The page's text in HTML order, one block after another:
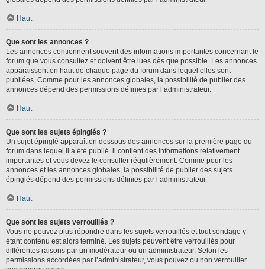
Haut
Que sont les annonces ?
Les annonces contiennent souvent des informations importantes concernant le
forum que vous consultez et doivent être lues dès que possible. Les annonces
apparaissent en haut de chaque page du forum dans lequel elles sont
publiées. Comme pour les annonces globales, la possibilité de publier des
annonces dépend des permissions définies par l’administrateur.
Haut
Que sont les sujets épinglés ?
Un sujet épinglé apparaît en dessous des annonces sur la première page du
forum dans lequel il a été publié. il contient des informations relativement
importantes et vous devez le consulter régulièrement. Comme pour les
annonces et les annonces globales, la possibilité de publier des sujets
épinglés dépend des permissions définies par l’administrateur.
Haut
Que sont les sujets verrouillés ?
Vous ne pouvez plus répondre dans les sujets verrouillés et tout sondage y
étant contenu est alors terminé. Les sujets peuvent être verrouillés pour
différentes raisons par un modérateur ou un administrateur. Selon les
permissions accordées par l’administrateur, vous pouvez ou non verrouiller